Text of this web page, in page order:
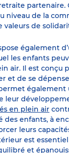
partenaire.
niveau de la
de
également
les enfants
air. Il est conçu
et de se
également
leur
en plein air
des enfants, à
leurs
est
et